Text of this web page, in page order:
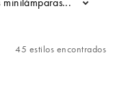
45 estilos encontrados